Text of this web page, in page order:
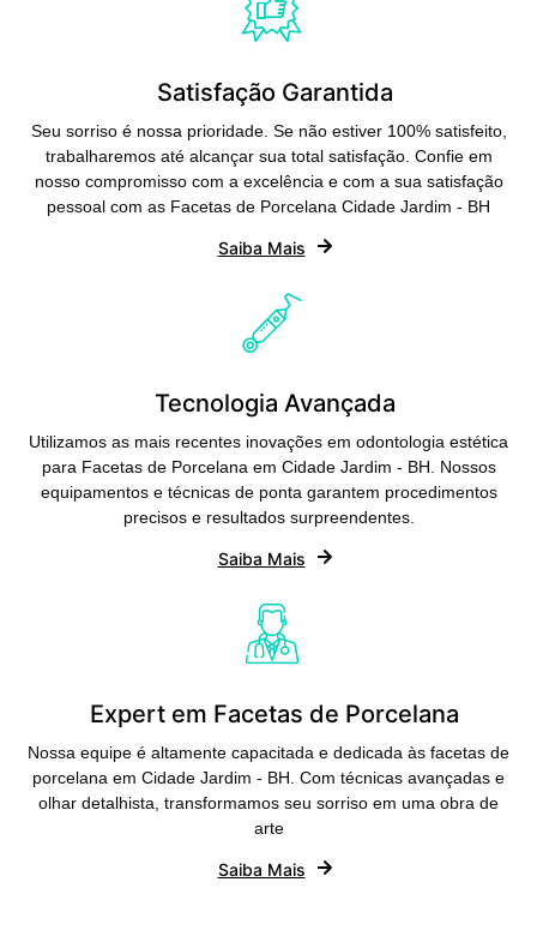
Satisfação Garantida
Seu sorriso é nossa prioridade. Se não estiver 100% satisfeito,
trabalharemos até alcançar sua total satisfação. Confie em
nosso compromisso com a excelência e com a sua satisfação
pessoal com as Facetas de Porcelana Cidade Jardim - BH
Saiba Mais
Tecnologia Avançada
Utilizamos as mais recentes inovações em odontologia estética
para Facetas de Porcelana em Cidade Jardim - BH. Nossos
equipamentos e técnicas de ponta garantem procedimentos
precisos e resultados surpreendentes.
Saiba Mais
Expert em Facetas de Porcelana
Nossa equipe é altamente capacitada e dedicada às facetas de
porcelana em Cidade Jardim - BH. Com técnicas avançadas e
olhar detalhista, transformamos seu sorriso em uma obra de
arte
Saiba Mais